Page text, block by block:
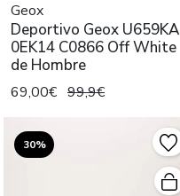
Geox
Deportivo Geox U659KA
0EK14 C0866 Off White
de Hombre
69,00€ 99,9€
30%